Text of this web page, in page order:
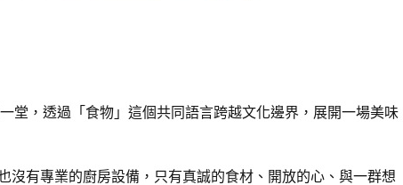
，透過「食物」這個共同語言跨越文化邊界，展開一場美味
有專業的廚房設備，只有真誠的食材、開放的心、與一群想